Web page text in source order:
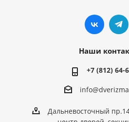
Наши
+7 (812) 64-
info@dver
Дальневосточный